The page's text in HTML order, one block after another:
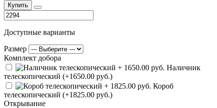
Купить
Доступные варианты
Размер
Комплект добора
Наличник
телескопический (+1650.00 руб.)
Короб
телескопический (+1825.00 руб.)
Открывание